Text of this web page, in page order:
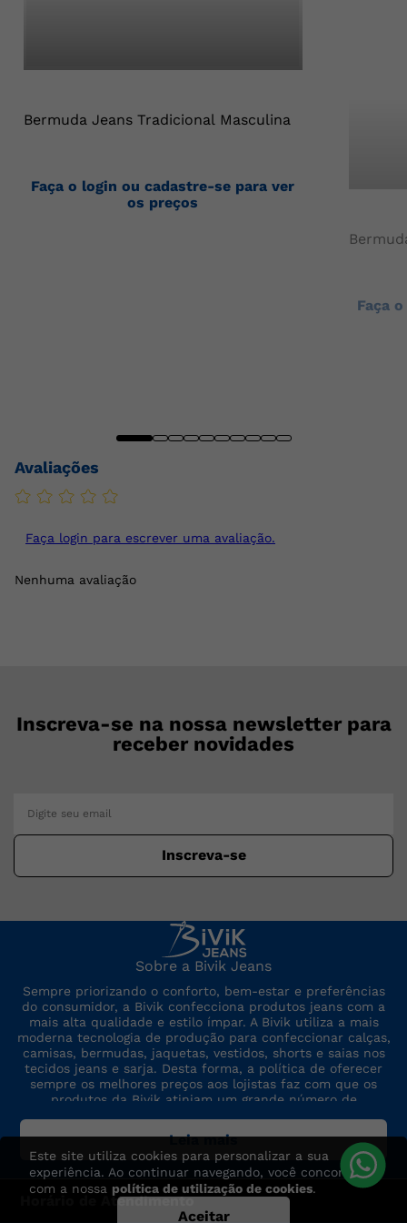
Este site utiliza cookies para personalizar a sua
experiência. Ao continuar navegando, você concorda
com a nossa política de utilização de cookies.
Aceitar
Bermuda Jeans Tradicional Masculina
Faça o login ou cadastre-se para ver
os preços
Faça
Avaliações
Faça login para escrever uma avaliação.
Nenhuma avaliação
Inscreva-se na nossa newsletter para
receber novidades
Inscreva-se
Sobre a Bivik Jeans
Sempre priorizando o conforto, bem-estar e preferências
do consumidor, a Bivik confecciona produtos jeans com a
mais alta qualidade e estilo ímpar. A Bivik utiliza a mais
moderna tecnologia de produção para confeccionar calças,
camisas, bermudas, jaquetas, vestidos, shorts e saias nos
tecidos jeans e sarja. Desta forma, a política de oferecer
sempre os melhores preços aos lojistas faz com que os
produtos da Bivik atinjam um grande número de
Leia mais
Horário de Atendimento